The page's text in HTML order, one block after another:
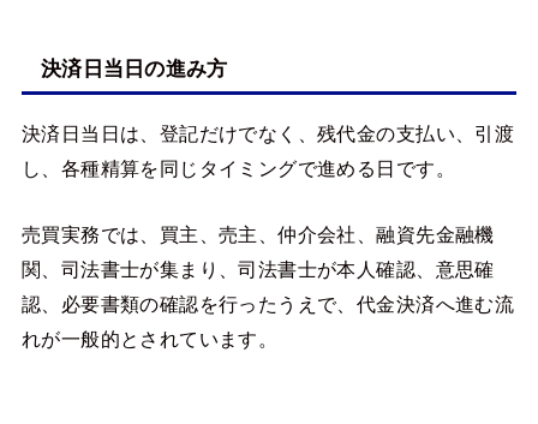
決済日当日の進み方
決済日当日は、登記だけでなく、残代金の支払い、引渡
し、各種精算を同じタイミングで進める日です。
売買実務では、買主、売主、仲介会社、融資先金融機
関、司法書士が集まり、司法書士が本人確認、意思確
認、必要書類の確認を行ったうえで、代金決済へ進む流
れが一般的とされています。